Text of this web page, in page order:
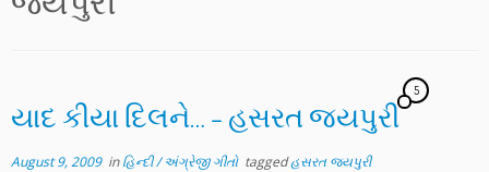
યાદ કીયા દિલને… – હસરત જયપુરી
5
August 9, 2009inહિન્દી / અંગ્રેજી ગીતો taggedહસરત જયપુરી